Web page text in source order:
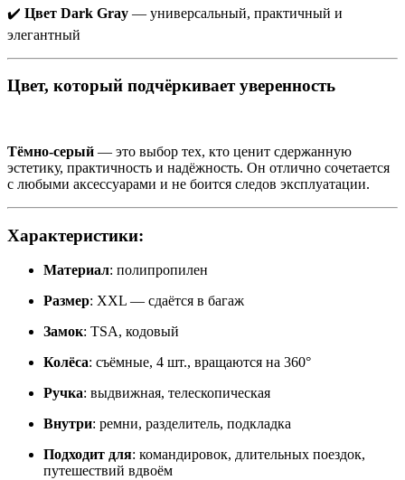
✔️ Цвет Dark Gray — универсальный, практичный и
элегантный
Цвет, который подчёркивает уверенность
Тёмно-серый — это выбор тех, кто ценит сдержанную
эстетику, практичность и надёжность. Он отлично сочетается
с любыми аксессуарами и не боится следов эксплуатации.
Характеристики:
Материал: полипропилен
Размер: XXL — сдаётся в багаж
Замок: TSA, кодовый
Колёса: съёмные, 4 шт., вращаются на 360°
Ручка: выдвижная, телескопическая
Внутри: ремни, разделитель, подкладка
Подходит для: командировок, длительных поездок,
путешествий вдвоём